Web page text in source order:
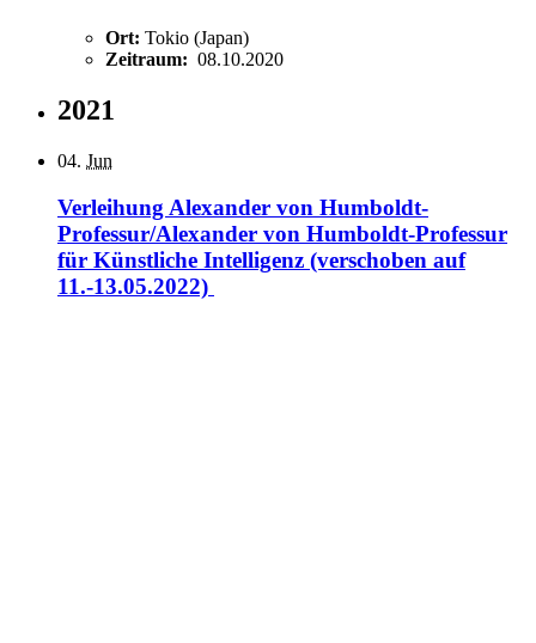
Ort: Tokio (Japan)
Zeitraum: 08.10.2020
2021
04. Jun
Verleihung Alexander von Humboldt-
Professur/Alexander von Humboldt-Professur
für Künstliche Intelligenz (verschoben auf
11.-13.05.2022)